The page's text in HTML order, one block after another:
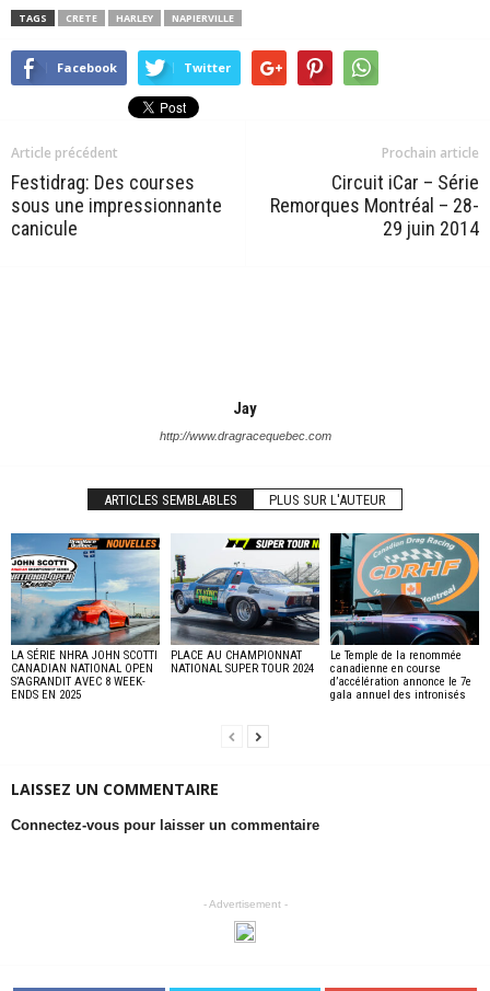
TAGS CRETE HARLEY NAPIERVILLE
Facebook Twitter
Article précédent
Festidrag: Des courses
sous une impressionnante
canicule
Prochain article
Circuit iCar – Série
Remorques Montréal – 28-
29 juin 2014
Jay
http://www.dragracequebec.com
ARTICLES SEMBLABLES PLUS SUR L'AUTEUR
LA SÉRIE NHRA JOHN SCOTTI
CANADIAN NATIONAL OPEN
S’AGRANDIT AVEC 8 WEEK-
ENDS EN 2025
PLACE AU CHAMPIONNAT
NATIONAL SUPER TOUR 2024
Le Temple de la renommée
canadienne en course
d’accélération annonce le 7e
gala annuel des intronisés
LAISSEZ UN COMMENTAIRE
Connectez-vous pour laisser un commentaire
- Advertisement -